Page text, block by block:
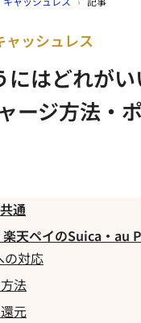
にはどれが
ージ方法・
ャッシュレス
通
天ペイのSuica・au
の対応
法
元